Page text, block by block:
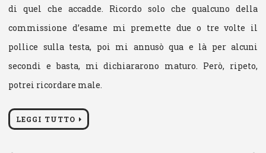
di quel che accadde. Ricordo solo che qualcuno della
commissione d’esame mi premette due o tre volte il
pollice sulla testa, poi mi annusò qua e là per alcuni
secondi e basta, mi dichiararono maturo. Però, ripeto,
potrei ricordare male.
LEGGI TUTTO